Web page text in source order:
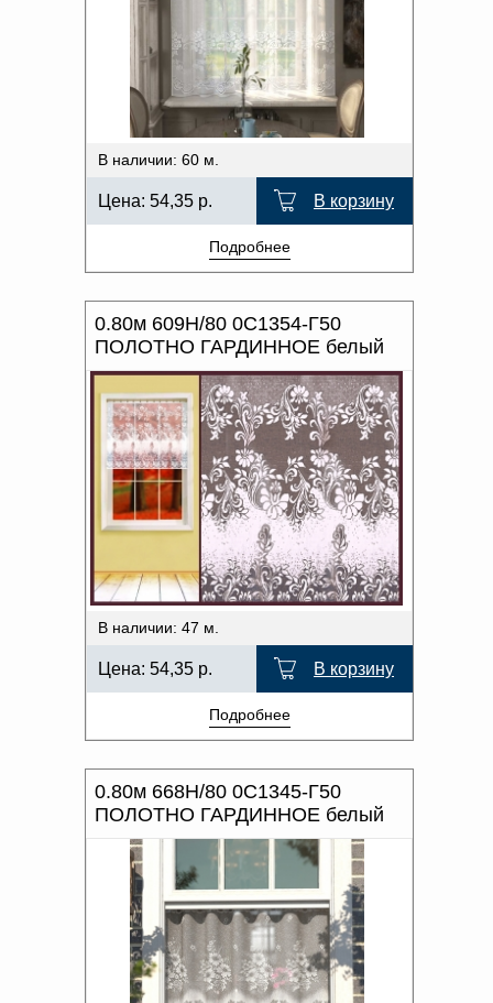
В наличии: 60 м.
Цена: 54,35 р. В корзину
Подробнее
0.80м 609Н/80 0С1354-Г50
ПОЛОТНО ГАРДИННОЕ белый
В наличии: 47 м.
Цена: 54,35 р. В корзину
Подробнее
0.80м 668Н/80 0С1345-Г50
ПОЛОТНО ГАРДИННОЕ белый